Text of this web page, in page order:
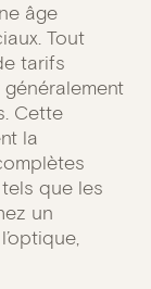
âge
Tout
tarifs
Cette
la
que les
un